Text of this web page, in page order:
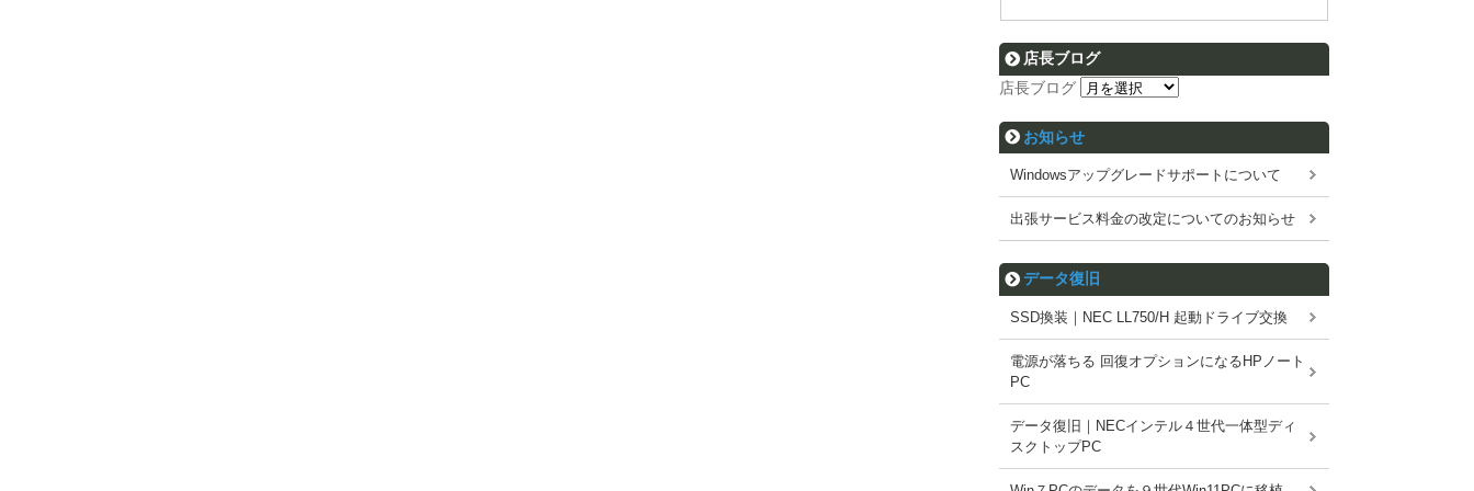
店長ブログ
店長ブログ
お知らせ
Windowsアップグレードサポートについて
出張サービス料金の改定についてのお知らせ
データ復旧
SSD換装｜NEC LL750/H 起動ドライブ交換
電源が落ちる 回復オプションになるHPノート
PC
データ復旧｜NECインテル４世代一体型ディ
スクトップPC